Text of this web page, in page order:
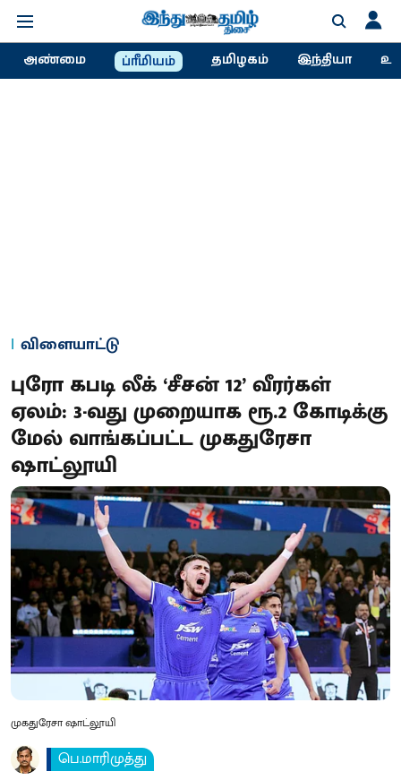
அண்மை ப்ரீமியம் தமிழகம் இந்தியா
விளையாட்டு
புரோ கபடி லீக் ‘சீசன் 12’ வீரர்கள்
ஏலம்: 3-வது முறையாக ரூ.2 கோடிக்கு
மேல் வாங்கப்பட்ட முகதுரேசா
ஷாட்லூயி
முகதுரேசா ஷாட்லூயி
பெ.மாரிமுத்து